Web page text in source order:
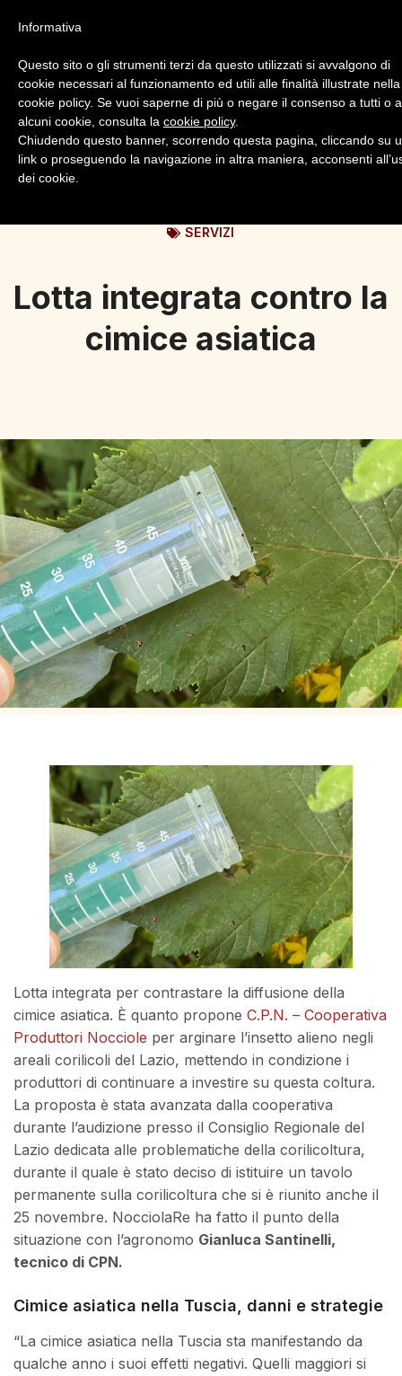
Login Registrazione
SERVIZI
Lotta integrata contro la
cimice asiatica
Lotta integrata per contrastare la diffusione della
cimice asiatica. È quanto propone C.P.N. – Cooperativa
Produttori Nocciole per arginare l’insetto alieno negli
areali corilicoli del Lazio, mettendo in condizione i
produttori di continuare a investire su questa coltura.
La proposta è stata avanzata dalla cooperativa
durante l’audizione presso il Consiglio Regionale del
Lazio dedicata alle problematiche della corilicoltura,
durante il quale è stato deciso di istituire un tavolo
permanente sulla corilicoltura che si è riunito anche il
25 novembre. NocciolaRe ha fatto il punto della
situazione con l’agronomo Gianluca Santinelli,
tecnico di CPN.
Cimice asiatica nella Tuscia, danni e strategie
“La cimice asiatica nella Tuscia sta manifestando da
qualche anno i suoi effetti negativi. Quelli maggiori si
Informativa
Questo sito o gli strumenti terzi da questo utilizzati si avvalgono di
cookie necessari al funzionamento ed utili alle finalità illustrate nella
cookie policy. Se vuoi saperne di più o negare il consenso a tutti o
alcuni cookie, consulta la cookie policy.
Chiudendo questo banner, scorrendo questa pagina, cliccando su
link o proseguendo la navigazione in altra maniera, acconsenti
dei cookie.